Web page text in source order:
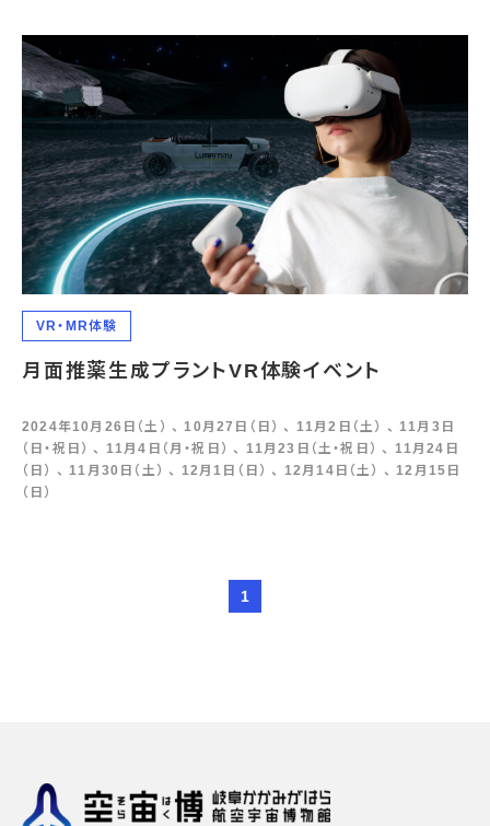
オンライン学習
アウトリーチ
2023年
2022年
VR・MR体験
月面推薬生成プラントVR体験イベント
2024年10月26日（土） 、 10月27日（日） 、 11月2日（土） 、 11月3日
（日・祝日） 、 11月4日（月・祝日） 、 11月23日（土・祝日） 、 11月24日
（日） 、 11月30日（土） 、 12月1日（日） 、 12月14日（土） 、 12月15日
（日）
1